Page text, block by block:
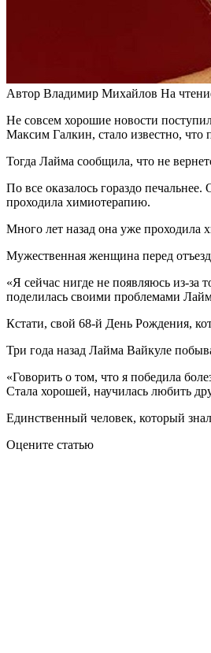
Автор Владимир Михайлов На
Не совсем хорошие новости
Максим Галкин, стало известно,
Тогда Лайма сообщила, что не
По все оказалось гораздо
проходила химиотерапию.
Много лет назад она уже проходила
Мужественная женщина перед
«Я сейчас нигде не появляюсь из-за
поделилась своими проблемами
Кстати, свой 68-й День Рождения,
Три года назад Лайма Вайкуле
«Говорить о том, что я победила
Стала хорошей, научилась любить
Единственный человек, который
Оцените статью